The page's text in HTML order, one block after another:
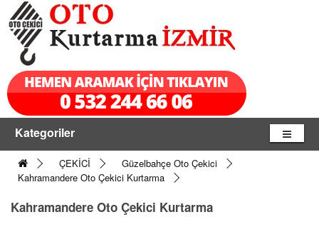
Kategoriler
ÇEKİCİ
Güzelbahçe Oto Çekici
Kahramandere Oto Çekici Kurtarma
Kahramandere Oto Çekici Kurtarma